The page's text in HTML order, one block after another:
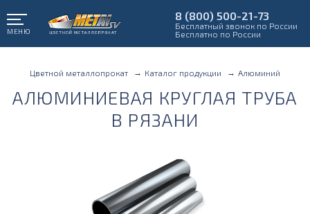
МЕНЮ
8 (800) 500-21-73
Бесплатный звонок по России
Бесплатно по России
Цветной металлопрокат Каталог продукции Алюминий
АЛЮМИНИЕВАЯ КРУГЛАЯ ТРУБА
В РЯЗАНИ